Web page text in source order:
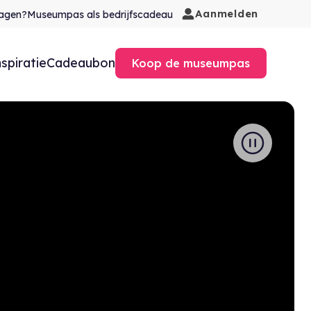
Museumpas als bedrijfscadeau Aanmelden
Cadeaubon Koop de museumpas
Play Video